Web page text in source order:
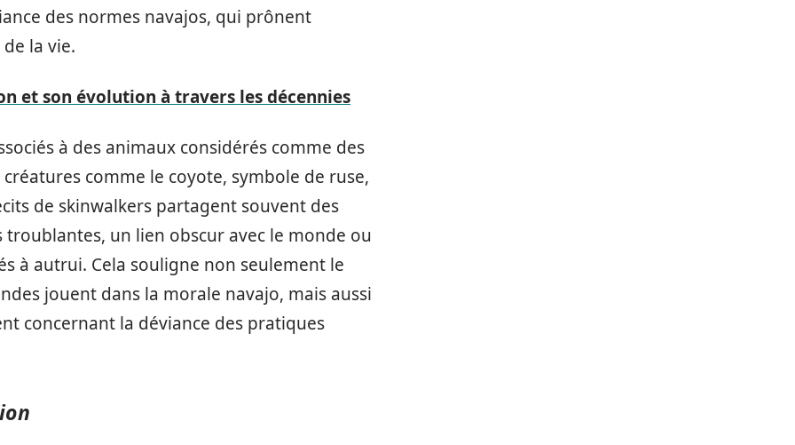
des normes navajos, qui prônent
la vie.
et son évolution à travers les décennies
à des animaux considérés comme des
comme le coyote, symbole de ruse,
de skinwalkers partagent souvent des
un lien obscur avec le monde ou
à autrui. Cela souligne non seulement le
jouent dans la morale navajo, mais aussi
concernant la déviance des pratiques